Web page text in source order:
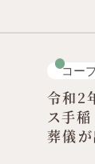
コー
令和2
ス手
葬儀が